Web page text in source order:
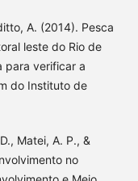
A. (2014). Pesca
leste do Rio de
para verificar a
do Instituto de
Matei, A. P., &
no